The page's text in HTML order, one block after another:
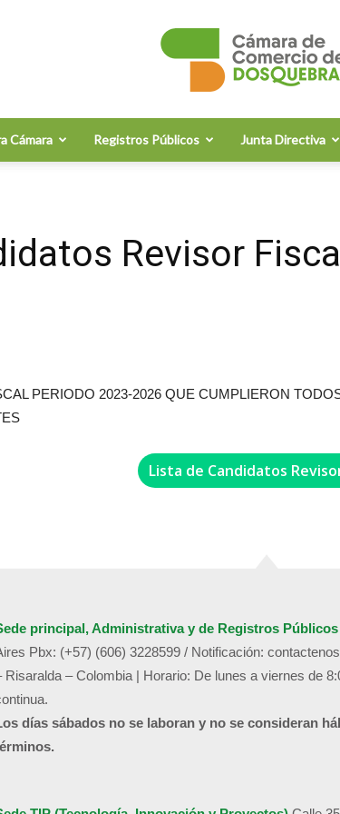
Cámara
Comercio
Cámara Registros Públicos Junta Directiva
Revisor Fiscal
PERIODO 2023-2026 QUE CUMPLIERON
Lista de Candidatos
principal, Administrativa y de Registros Públicos
Pbx: (+57) (606) 3228599 / Notificación:
Risaralda – Colombia | Horario: De lunes a viernes de
días sábados no se laboran y no se consideran